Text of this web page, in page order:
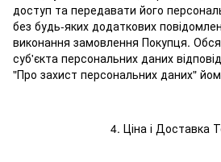
доступ та передавати його
без будь-яких додаткових
виконання замовлення Покупця.
суб'єкта персональних даних
"Про захист персональних даних"
4. Ціна і Доставка